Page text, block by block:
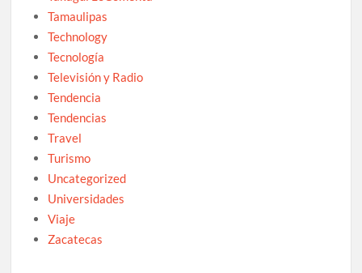
Tamaulipas
Technology
Tecnología
Televisión y Radio
Tendencia
Tendencias
Travel
Turismo
Uncategorized
Universidades
Viaje
Zacatecas